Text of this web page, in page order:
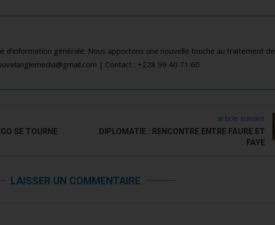
d'information générale. Nous apportons une nouvelle touche au traitement de
| Contact : +228 99 40 71 60
SE TOURNE
article suivant
DIPLOMATIE : RENCONTRE ENTRE FAURE ET
FAYE
LAISSER UN COMMENTAIRE